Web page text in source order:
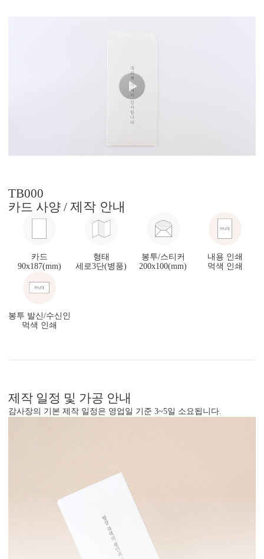
TB000
카드 사양 / 제작 안내
카드
90x187(mm)
형태
세로3단(병풍)
봉투/스티커
200x100(mm)
내용 인쇄
먹색 인쇄
봉투 발신/수신인
먹색 인쇄
제작 일정 및 가공 안내
감사장의 기본 제작 일정은 영업일 기준 3~5일 소요됩니다.